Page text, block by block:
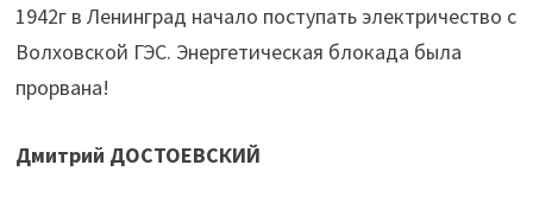
1942г в Ленинград начало поступать электричество с
Волховской ГЭС. Энергетическая блокада была
прорвана!
Дмитрий ДОСТОЕВСКИЙ